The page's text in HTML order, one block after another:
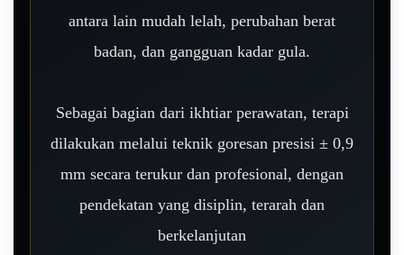
antara lain mudah lelah, perubahan berat
badan, dan gangguan kadar gula.
Sebagai bagian dari ikhtiar perawatan, terapi
dilakukan melalui teknik goresan presisi ± 0,9
mm secara terukur dan profesional, dengan
pendekatan yang disiplin, terarah dan
berkelanjutan